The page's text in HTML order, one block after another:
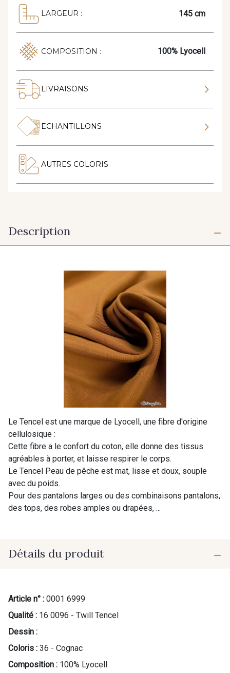
LARGEUR : 145 cm
COMPOSITION : 100% Lyocell
LIVRAISONS
ECHANTILLONS
AUTRES COLORIS
Description
Le Tencel est une marque de Lyocell, une fibre d'origine
cellulosique :
Cette fibre a le confort du coton, elle donne des tissus
agréables à porter, et laisse respirer le corps.
Le Tencel Peau de pêche est mat, lisse et doux, souple
avec du poids.
Pour des pantalons larges ou des combinaisons pantalons,
des tops, des robes amples ou drapées, ...
Détails du produit
Article n° : 0001 6999
Qualité : 16 0096 - Twill Tencel
Dessin :
Coloris : 36 - Cognac
Composition : 100% Lyocell